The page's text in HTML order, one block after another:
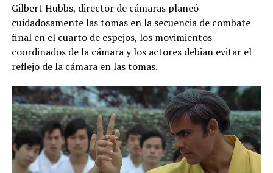
Gilbert Hubbs, director de cámaras planeó
cuidadosamente las tomas en la secuencia de combate
final en el cuarto de espejos, los movimientos
coordinados de la cámara y los actores debian evitar el
reflejo de la cámara en las tomas.